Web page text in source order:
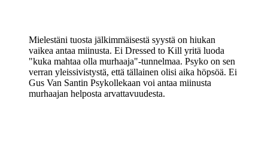
Mielestäni tuosta jälkimmäisestä syystä on hiukan
vaikea antaa miinusta. Ei Dressed to Kill yritä luoda
"kuka mahtaa olla murhaaja"-tunnelmaa. Psyko on sen
verran yleissivistystä, että tällainen olisi aika höpsöä. Ei
Gus Van Santin Psykollekaan voi antaa miinusta
murhaajan helposta arvattavuudesta.